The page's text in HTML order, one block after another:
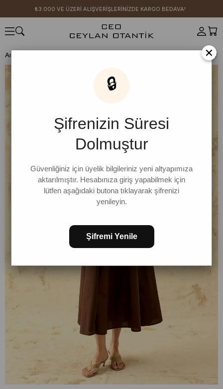
₺3.000 VE ÜZERİ ALIŞVERİŞLERİNİZDE KARGO BEDAVA!
Anasayfa Acı Kahve Koton×
🔒
Şifrenizin Süresi
Dolmuştur
Güvenliğiniz için üyelik bilgileriniz yeni altyapımıza
aktarılmıştır. Hesabınıza giriş yapabilmek için
lütfen aşağıdaki butona tıklayarak şifrenizi
yenileyin.
Şifremi Yenile